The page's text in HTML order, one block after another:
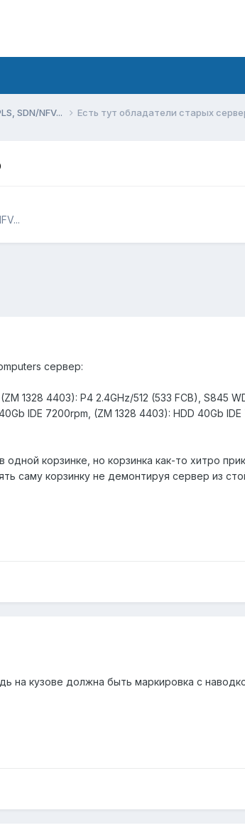
SDN/NFV... Есть тут обладатели старых
сервер:
1328 4403): P4 2.4GHz/512 (533 FCB), S845
IDE 7200rpm, (ZM 1328 4403): HDD 40Gb
корзинке, но корзинка как-то хитро
саму корзинку не демонтируя сервер из
на кузове должна быть маркировка с